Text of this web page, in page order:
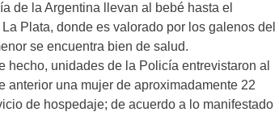
de la Argentina llevan al bebé hasta el
Plata, donde es valorado por los galenos del
se encuentra bien de salud.
unidades de la Policía entrevistaron al
una mujer de aproximadamente 22
de hospedaje; de acuerdo a lo manifestado